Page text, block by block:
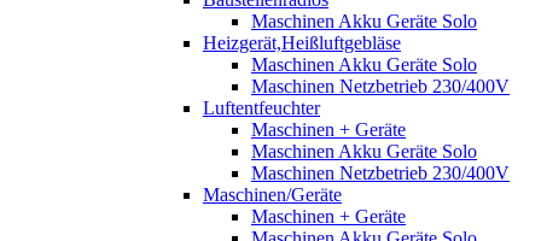
Maschinen Akku Geräte Solo
Heizgerät,Heißluftgebläse
Maschinen Akku Geräte Solo
Maschinen Netzbetrieb 230/400V
Luftentfeuchter
Maschinen + Geräte
Maschinen Akku Geräte Solo
Maschinen Netzbetrieb 230/400V
Maschinen/Geräte
Maschinen + Geräte